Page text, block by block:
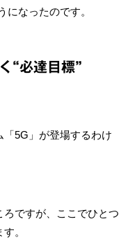
になったのです。
“必達目標”
5G」が登場するわけ
ですが、ここでひとつ
。